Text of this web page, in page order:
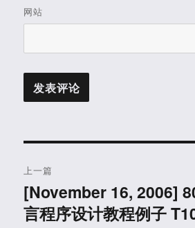
网站
章
导
上一篇
上
篇
[November 16, 2006]
言程序设计教程例子